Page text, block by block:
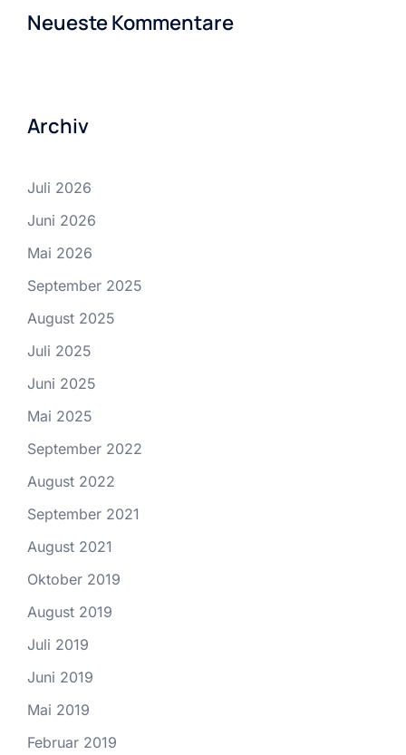
Neueste Kommentare
Archiv
Juli 2026
Juni 2026
Mai 2026
September 2025
August 2025
Juli 2025
Juni 2025
Mai 2025
September 2022
August 2022
September 2021
August 2021
Oktober 2019
August 2019
Juli 2019
Juni 2019
Mai 2019
Februar 2019